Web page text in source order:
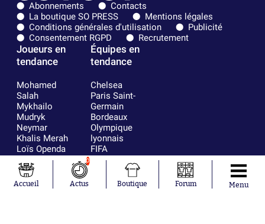
Abonnements
Contacts
La boutique SO PRESS
Mentions légales
Conditions générales d'utilisation
Publicité
Consentement RGPD
Recrutement
Joueurs en
tendance
Mohamed
Salah
Mykhailo
Mudryk
Neymar
Khalis Merah
Loïs Openda
Niakhaté
Nicolás
Tagliafico
Équipes en
tendance
Chelsea
Paris Saint-
Germain
Bordeaux
Olympique
lyonnais
FIFA
Real Madrid
RC Strasbourg
AC Milan
France
Accueil
0
Actus Boutique Forum Menu